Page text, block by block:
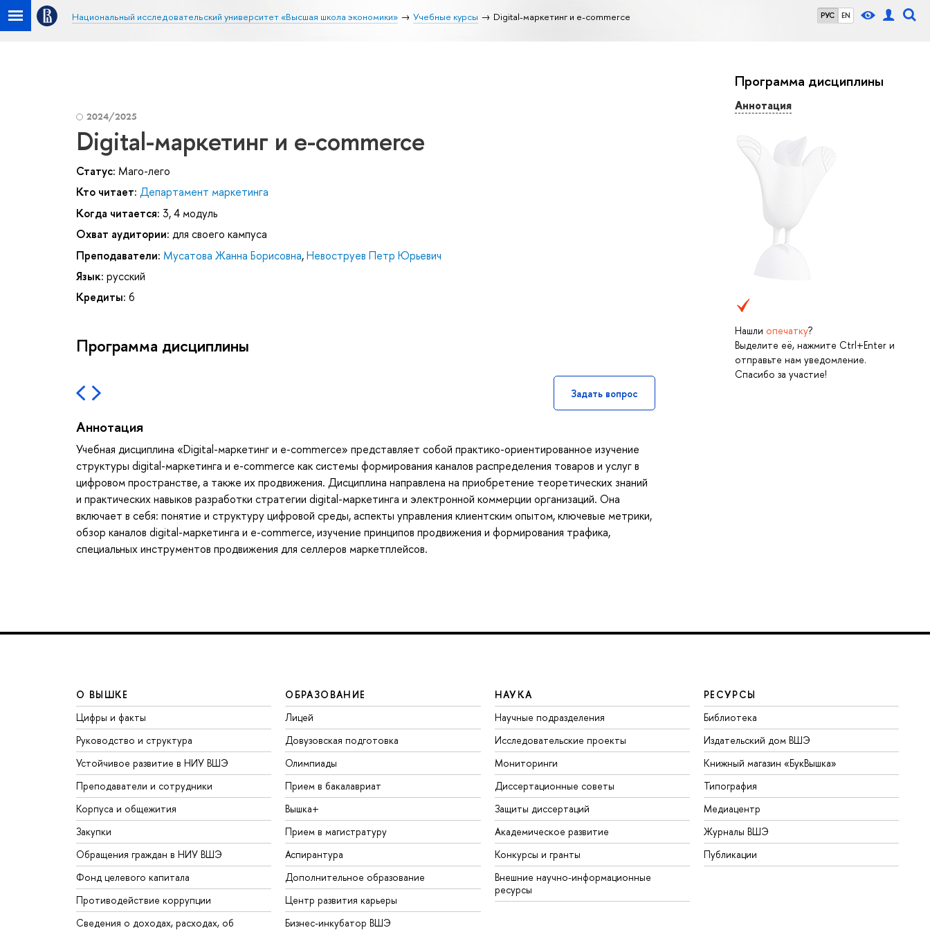
РУС EN
Национальный исследовательский университет «Высшая школа экономики» Учебные курсы Digital-маркетинг и e-commerce
Программа дисциплины
Аннотация
Нашли опечатку?
Выделите её, нажмите Ctrl+Enter и
отправьте нам уведомление.
Спасибо за участие!
2024/2025
Digital-маркетинг и e-commerce
Статус: Маго-лего
Кто читает: Департамент маркетинга
Когда читается: 3, 4 модуль
Охват аудитории: для своего кампуса
Преподаватели: Мусатова Жанна Борисовна,Невоструев Петр Юрьевич
Язык: русский
Кредиты: 6
Программа дисциплины
Задать вопрос
Аннотация
Учебная дисциплина «Digital-маркетинг и e-commerce» представляет собой практико-ориентированное изучение
структуры digital-маркетинга и e-commerce как системы формирования каналов распределения товаров и услуг в
цифровом пространстве, а также их продвижения. Дисциплина направлена на приобретение теоретических знаний
и практических навыков разработки стратегии digital-маркетинга и электронной коммерции организаций. Она
включает в себя: понятие и структуру цифровой среды, аспекты управления клиентским опытом, ключевые метрики,
обзор каналов digital-маркетинга и e-commerce, изучение принципов продвижения и формирования трафика,
специальных инструментов продвижения для селлеров маркетплейсов.
О ВЫШКЕ
Цифры и факты
Руководство и структура
Устойчивое развитие в НИУ ВШЭ
Преподаватели и сотрудники
Корпуса и общежития
Закупки
Обращения граждан в НИУ ВШЭ
Фонд целевого капитала
Противодействие коррупции
Сведения о доходах, расходах, об
ОБРАЗОВАНИЕ
Лицей
Довузовская подготовка
Олимпиады
Прием в бакалавриат
Вышка+
Прием в магистратуру
Аспирантура
Дополнительное образование
Центр развития карьеры
Бизнес-инкубатор ВШЭ
НАУКА
Научные подразделения
Исследовательские проекты
Мониторинги
Диссертационные советы
Защиты диссертаций
Академическое развитие
Конкурсы и гранты
Внешние научно-информационные
ресурсы
РЕСУРСЫ
Библиотека
Издательский дом ВШЭ
Книжный магазин «БукВышка»
Типография
Медиацентр
Журналы ВШЭ
Публикации